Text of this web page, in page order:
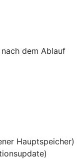
dem Ablauf
Hauptspeicher)